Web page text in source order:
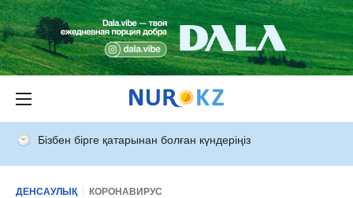
Бізбен бірге қатарынан болған күндеріңіз
ДЕНСАУЛЫҚ КОРОНАВИРУС